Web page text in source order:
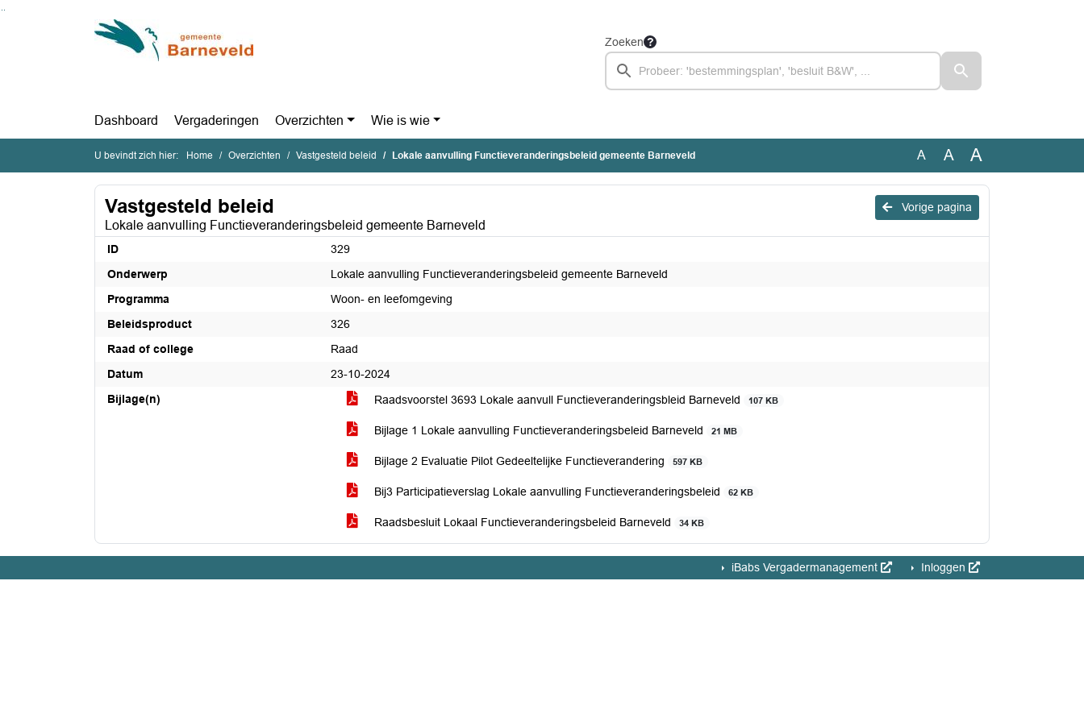
Ga naar de inhoud van deze pagina
Ga naar het zoeken
Zoeken
Dashboard Vergaderingen Overzichten Wie is wie
U bevindt zich hier: Home Overzichten Vastgesteld beleid Lokale aanvulling Functieveranderingsbeleid gemeente Barneveld A A A
Vorige pagina
Vastgesteld beleid
Lokale aanvulling Functieveranderingsbeleid gemeente Barneveld
ID
329
Onderwerp
Lokale aanvulling Functieveranderingsbeleid gemeente Barneveld
Programma
Woon- en leefomgeving
Beleidsproduct
326
Raad of college
Raad
Datum
23-10-2024
Bijlage(n)
Raadsvoorstel 3693 Lokale aanvull Functieveranderingsbleid Barneveld 107 KB
Bijlage 1 Lokale aanvulling Functieveranderingsbeleid Barneveld 21 MB
Bijlage 2 Evaluatie Pilot Gedeeltelijke Functieverandering 597 KB
Bij3 Participatieverslag Lokale aanvulling Functieveranderingsbeleid 62 KB
Raadsbesluit Lokaal Functieveranderingsbeleid Barneveld 34 KB
iBabs Vergadermanagement Inloggen